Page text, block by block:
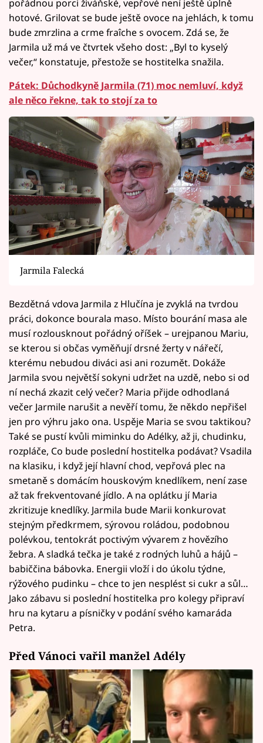
pořádnou porci živáňské, vepřové není ještě úplně
hotové. Grilovat se bude ještě ovoce na jehlách, k tomu
bude zmrzlina a crme fraîche s ovocem. Zdá se, že
Jarmila už má ve čtvrtek všeho dost: „Byl to kyselý
večer,“ konstatuje, přestože se hostitelka snažila.
Pátek: Důchodkyně Jarmila (71) moc nemluví, když
ale něco řekne, tak to stojí za to
Jarmila Falecká
Bezdětná vdova Jarmila z Hlučína je zvyklá na tvrdou
práci, dokonce bourala maso. Místo bourání masa ale
musí rozlousknout pořádný oříšek – urejpanou Mariu,
se kterou si občas vyměňují drsné žerty v nářečí,
kterému nebudou diváci asi ani rozumět. Dokáže
Jarmila svou největší sokyni udržet na uzdě, nebo si od
ní nechá zkazit celý večer? Maria přijde odhodlaná
večer Jarmile narušit a nevěří tomu, že někdo nepřišel
jen pro výhru jako ona. Uspěje Maria se svou taktikou?
Také se pustí kvůli miminku do Adélky, až ji, chudinku,
rozpláče, Co bude poslední hostitelka podávat? Vsadila
na klasiku, i když její hlavní chod, vepřová plec na
smetaně s domácím houskovým knedlíkem, není zase
až tak frekventované jídlo. A na oplátku jí Maria
zkritizuje knedlíky. Jarmila bude Marii konkurovat
stejným předkrmem, sýrovou roládou, podobnou
polévkou, tentokrát poctivým vývarem z hovězího
žebra. A sladká tečka je také z rodných luhů a hájů –
babiččina bábovka. Energii vloží i do úkolu týdne,
rýžového pudinku – chce to jen nesplést si cukr a sůl…
Jako zábavu si poslední hostitelka pro kolegy připraví
hru na kytaru a písničky v podání svého kamaráda
Petra.
Před Vánoci vařil manžel Adély